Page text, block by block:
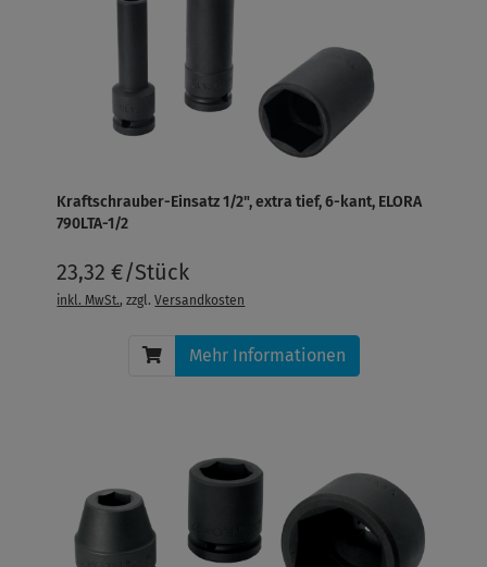
Kraftschrauber-Einsatz 1/2", extra tief, 6-kant, ELORA
790LTA-1/2
23,32 €/Stück
inkl. MwSt., zzgl.Versandkosten
Mehr Informationen